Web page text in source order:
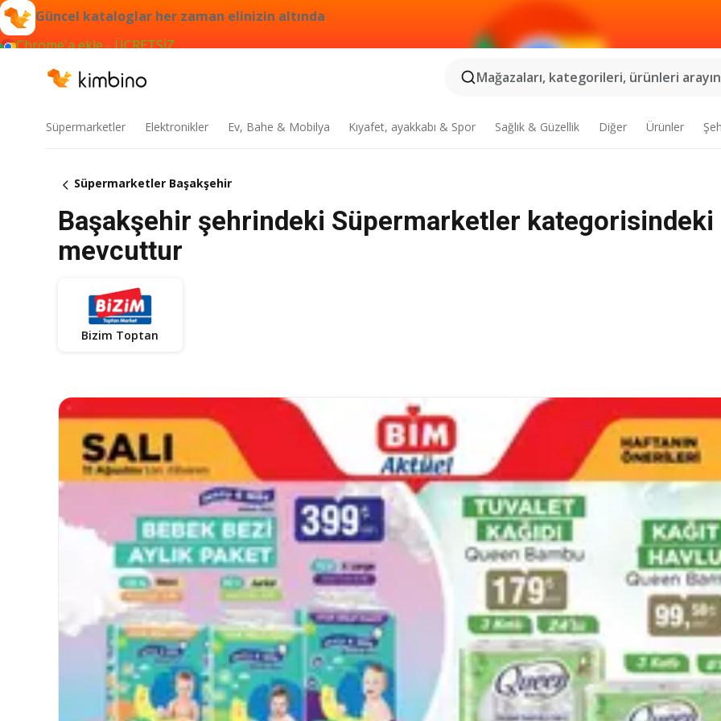
Güncel kataloglar her zaman elinizin altında
Chrome'a ekle - ÜCRETSİZ
Mağazaları, kategorileri, ürünleri
Süpermarketler Elektronikler Ev, Bahe & Mobilya Kıyafet, ayakkabı & Spor Sağlık & Güzellik Diğer Ürünler
Süpermarketler Başakşehir
Başakşehir şehrindeki Süpermarketler kategorisindeki
mevcuttur
Bizim Toptan